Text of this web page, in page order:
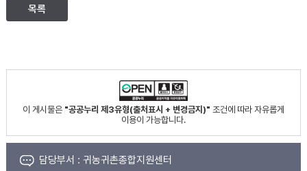
목록
이 게시물은 "공공누리 제3유형(출처표시 + 변경금지)" 조건에 따라 자유롭게
이용이 가능합니다.
담당부서 : 귀농귀촌종합지원센터